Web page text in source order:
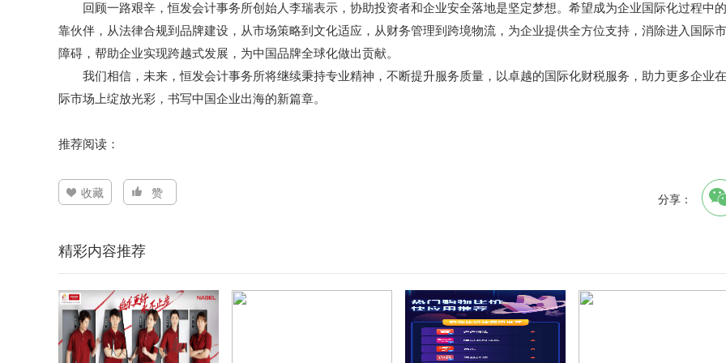
回顾一路艰辛，恒发会计事务所创始人李瑞表示，协助投资者和企业安全落地是坚定梦想。希望成为企业国际化过程中
靠伙伴，从法律合规到品牌建设，从市场策略到文化适应，从财务管理到跨境物流，为企业提供全方位支持，消除进入国际
障碍，帮助企业实现跨越式发展，为中国品牌全球化做出贡献。
我们相信，未来，恒发会计事务所将继续秉持专业精神，不断提升服务质量，以卓越的国际化财税服务，助力更多企业
际市场上绽放光彩，书写中国企业出海的新篇章。
推荐阅读：
收藏 赞 分享：
精彩内容推荐